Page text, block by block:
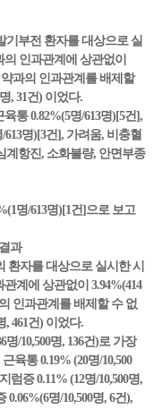
기부전 환자를 대상으로 실
인과관계에 상관없이
약과의 인과관계를 배제할
, 31건) 이었다.
통 0.82%(5명/613명)[5건],
613명)[3건], 가려움, 비충혈
계항진, 소화불량, 안면부종
명/613명)[1건]으로 보고
과
환자를 대상으로 실시한 시
계에 상관없이 3.94%(414
인과관계를 배제할 수 없
, 461건) 이었다.
/10,500명, 136건)로 가장
육통 0.19% (20명/10,500
럼증 0.11% (12명/10,500명,
0.06%(6명/10,500명, 6건),